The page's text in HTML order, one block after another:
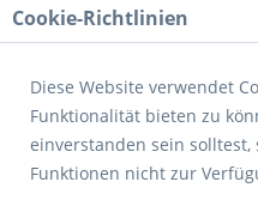
Cookie-Richtlinien
Diese Website verwendet
Funktionalität bieten zu
einverstanden sein solltest,
Funktionen nicht zur